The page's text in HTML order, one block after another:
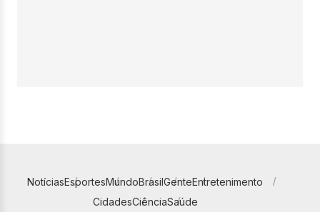
NotíciasEsportesMundoBrasilGenteEntretenimento
CidadesCiênciaSaúde